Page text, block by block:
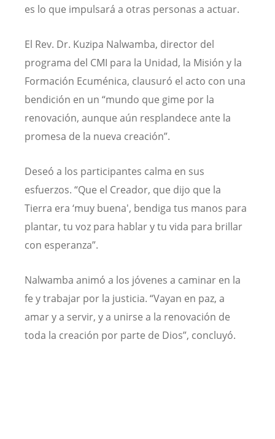
es lo que impulsará a otras personas a actuar.
El Rev. Dr. Kuzipa Nalwamba, director del
programa del CMI para la Unidad, la Misión y la
Formación Ecuménica, clausuró el acto con una
bendición en un “mundo que gime por la
renovación, aunque aún resplandece ante la
promesa de la nueva creación”.
Deseó a los participantes calma en sus
esfuerzos. “Que el Creador, que dijo que la
Tierra era ‘muy buena', bendiga tus manos para
plantar, tu voz para hablar y tu vida para brillar
con esperanza”.
Nalwamba animó a los jóvenes a caminar en la
fe y trabajar por la justicia. “Vayan en paz, a
amar y a servir, y a unirse a la renovación de
toda la creación por parte de Dios”, concluyó.